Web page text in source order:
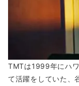
TMTは1999年にハ
て活躍をしていた、